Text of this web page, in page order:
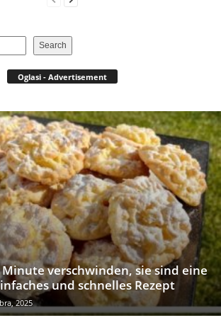
Search
Oglasi - Advertisement
verschwinden, sie sind eine
und schnelles Rezept
2025